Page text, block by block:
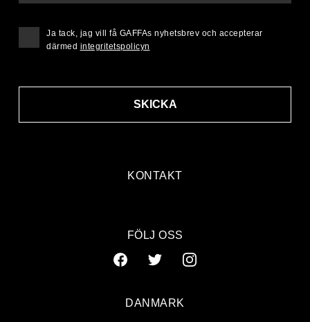
KONTAKT
SKICKA
Ja tack, jag vill få GAFFAs nyhetsbrev och accepterar
därmed integritetspolicyn
FÖLJ OSS
DANMARK